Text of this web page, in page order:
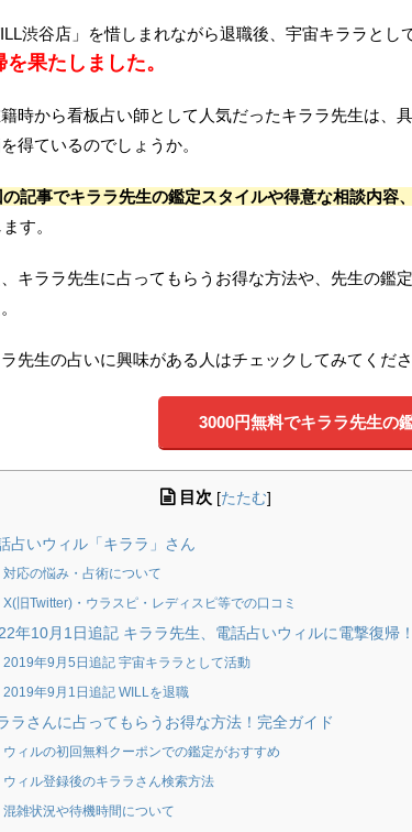
渋谷店」を惜しまれながら退職後、宇宙キララとし
を果たしました。
時から看板占い師として人気だったキララ先生は、
得ているのでしょうか。
記事でキララ先生の鑑定スタイルや得意な相談内容
ます。
、キララ先生に占ってもらうお得な方法や、先生の鑑
先生の占いに興味がある人はチェックしてみてくださ
3000円無料でキララ先生の
目次 [たたむ]
占いウィル「キララ」さん
対応の悩み・占術について
X(旧Twitter)・ウラスピ・レディスピ等での口コミ
年10月1日追記 キララ先生、電話占いウィルに電撃復帰！
2019年9月5日追記 宇宙キララとして活動
2019年9月1日追記 WILLを退職
ラさんに占ってもらうお得な方法！完全ガイド
ウィルの初回無料クーポンでの鑑定がおすすめ
ウィル登録後のキララさん検索方法
混雑状況や待機時間について